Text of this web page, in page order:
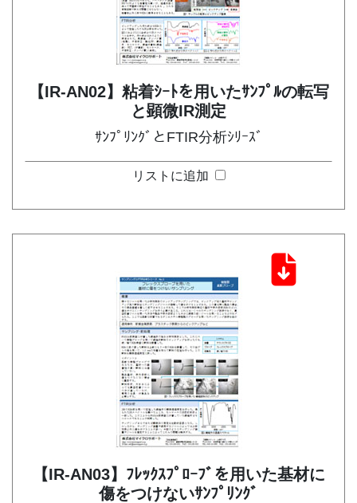
【IR-AN02】粘着ｼｰﾄを用いたｻﾝﾌﾟﾙの転写
と顕微IR測定
ｻﾝﾌﾟﾘﾝｸﾞとFTIR分析ｼﾘｰｽﾞ
リストに追加
【IR-AN03】ﾌﾚｯｸｽﾌﾟﾛｰﾌﾞを用いた基材に
傷をつけないｻﾝﾌﾟﾘﾝｸﾞ